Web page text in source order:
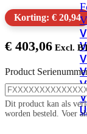
Korting: € 20,94
€ 403,06
Product
Dit product kan als
worden besteld. Voer